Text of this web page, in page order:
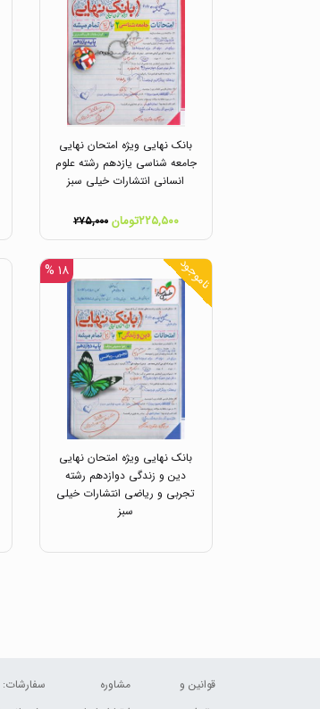
بانک نهایی ویژه امتحان نهایی
جامعه شناسی یازدهم رشته علوم
انسانی انتشارات خیلی سبز
۲۲۵,۵۰۰تومان ۲۷۵,۰۰۰
ناموجود ۱۸ %
بانک نهایی ویژه امتحان نهایی
دین و زندگی دوازدهم رشته
تجربی و ریاضی انتشارات خیلی
سبز
قوانین و مشاوره سفارشات: